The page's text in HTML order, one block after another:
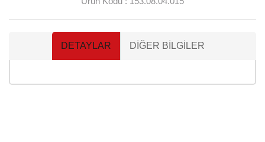
DETAYLAR DIĞER BILGILER